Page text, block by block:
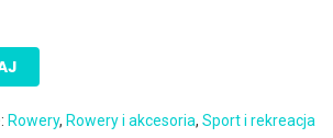
Rowery, Rowery i akcesoria, Sport i rekreacja